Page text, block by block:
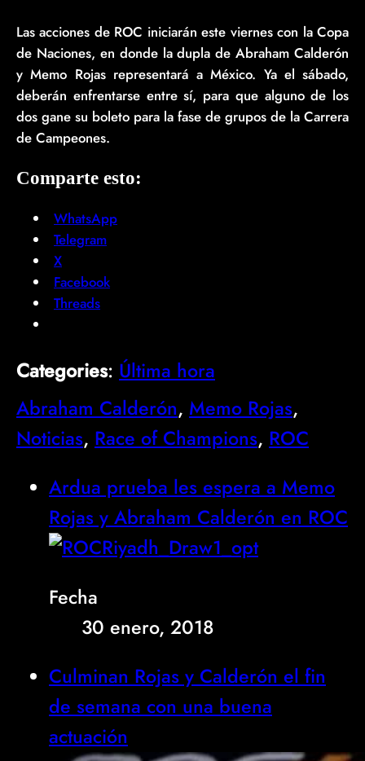
Las acciones de ROC iniciarán este viernes con la Copa
de Naciones, en donde la dupla de Abraham Calderón
y Memo Rojas representará a México. Ya el sábado,
deberán enfrentarse entre sí, para que alguno de los
dos gane su boleto para la fase de grupos de la Carrera
de Campeones.
Comparte esto:
WhatsApp
Telegram
X
Facebook
Threads
Categories: Última hora
Abraham Calderón, Memo Rojas
Noticias, Race of Champions, ROC
Ardua prueba les espera a Memo
Rojas y Abraham Calderón en ROC
Fecha
30 enero, 2018
Culminan Rojas y Calderón el fin
de semana con una buena
actuación